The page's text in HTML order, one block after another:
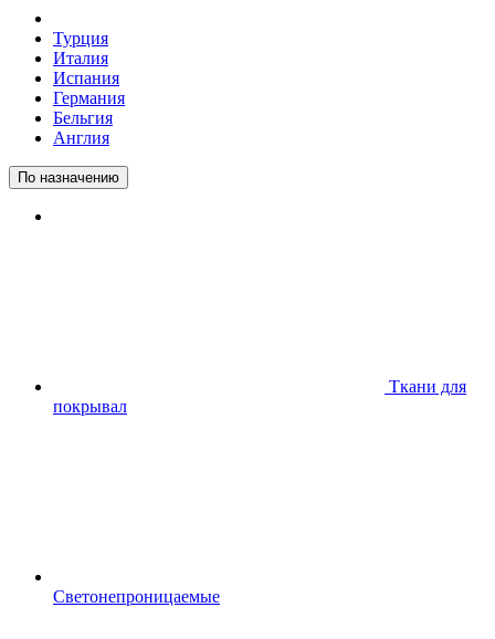
Турция
Италия
Испания
Германия
Бельгия
Англия
По назначению
Ткани для
покрывал
Светонепроницаемые